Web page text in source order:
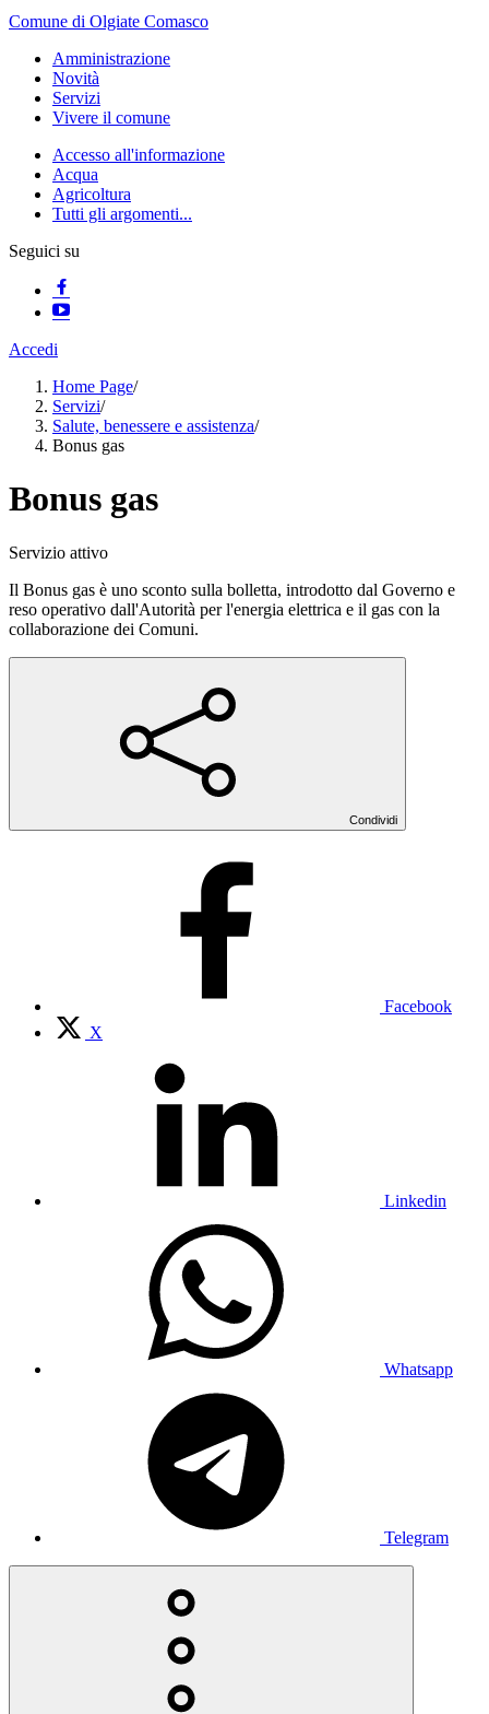
Comune di Olgiate Comasco
Amministrazione
Novità
Servizi
Vivere il comune
Accesso all'informazione
Acqua
Agricoltura
Tutti gli argomenti...
Seguici su
Accedi
Home Page/
Servizi/
Salute, benessere e assistenza/
Bonus gas
Bonus gas
Servizio attivo
Il Bonus gas è uno sconto sulla bolletta, introdotto dal Governo e
reso operativo dall'Autorità per l'energia elettrica e il gas con la
collaborazione dei Comuni.
Condividi
Facebook
X
Linkedin
Whatsapp
Telegram